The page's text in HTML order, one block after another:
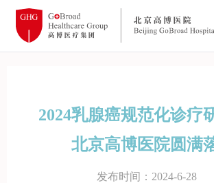
临床试验
患者家园
2024乳腺癌规范化诊疗
北京高博医院圆满
发布时间：2024-6-28